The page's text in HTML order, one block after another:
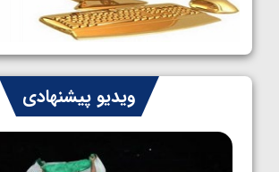
کشتی فرنگی نوجوانان جهان؛ سکوی تیمی
سوم برای ایران
1405/05/07
ایران چشم به راه چهار مدال در پنج وزن دوم
کشتی فرنگی نوجوانان جهان
1405/05/06
ویدیو پیشنهادی